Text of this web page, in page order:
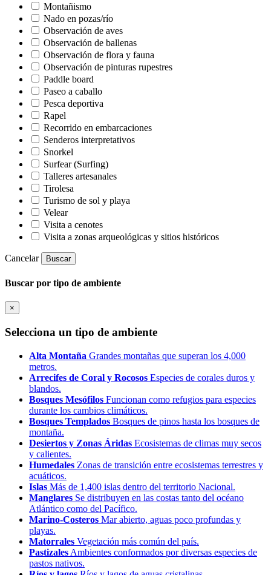
Montañismo
Nado en pozas/río
Observación de aves
Observación de ballenas
Observación de flora y fauna
Observación de pinturas rupestres
Paddle board
Paseo a caballo
Pesca deportiva
Rapel
Recorrido en embarcaciones
Senderos interpretativos
Snorkel
Surfear (Surfing)
Talleres artesanales
Tirolesa
Turismo de sol y playa
Velear
Visita a cenotes
Visita a zonas arqueológicas y sitios históricos
Cancelar Buscar
Buscar por tipo de ambiente
×
Selecciona un tipo de ambiente
Alta Montaña Grandes montañas que superan los 4,000
metros.
Arrecifes de Coral y Rocosos Especies de corales duros y
blandos.
Bosques Mesófilos Funcionan como refugios para especies
durante los cambios climáticos.
Bosques Templados Bosques de pinos hasta los bosques de
montaña.
Desiertos y Zonas Áridas Ecosistemas de climas muy secos
y calientes.
Humedales Zonas de transición entre ecosistemas terrestres y
acuáticos.
Islas Más de 1,400 islas dentro del territorio Nacional.
Manglares Se distribuyen en las costas tanto del océano
Atlántico como del Pacífico.
Marino-Costeros Mar abierto, aguas poco profundas y
playas.
Matorrales Vegetación más común del país.
Pastizales Ambientes conformados por diversas especies de
pastos nativos.